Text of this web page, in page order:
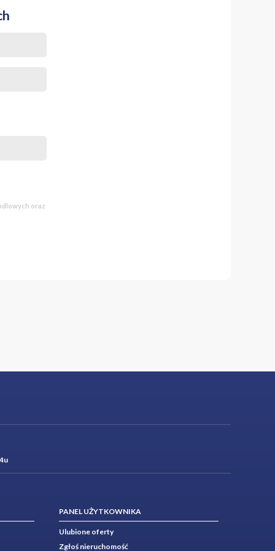
oraz
PANEL UŻYTKOWNIKA
Ulubione oferty
Zgłoś nieruchomość